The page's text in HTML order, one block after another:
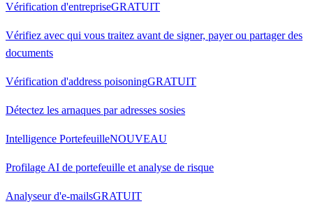
Vérification d'entrepriseGRATUIT
Vérifiez avec qui vous traitez avant de signer, payer ou partager des
documents
Vérification d'address poisoningGRATUIT
Détectez les arnaques par adresses sosies
Intelligence PortefeuilleNOUVEAU
Profilage AI de portefeuille et analyse de risque
Analyseur d'e-mailsGRATUIT